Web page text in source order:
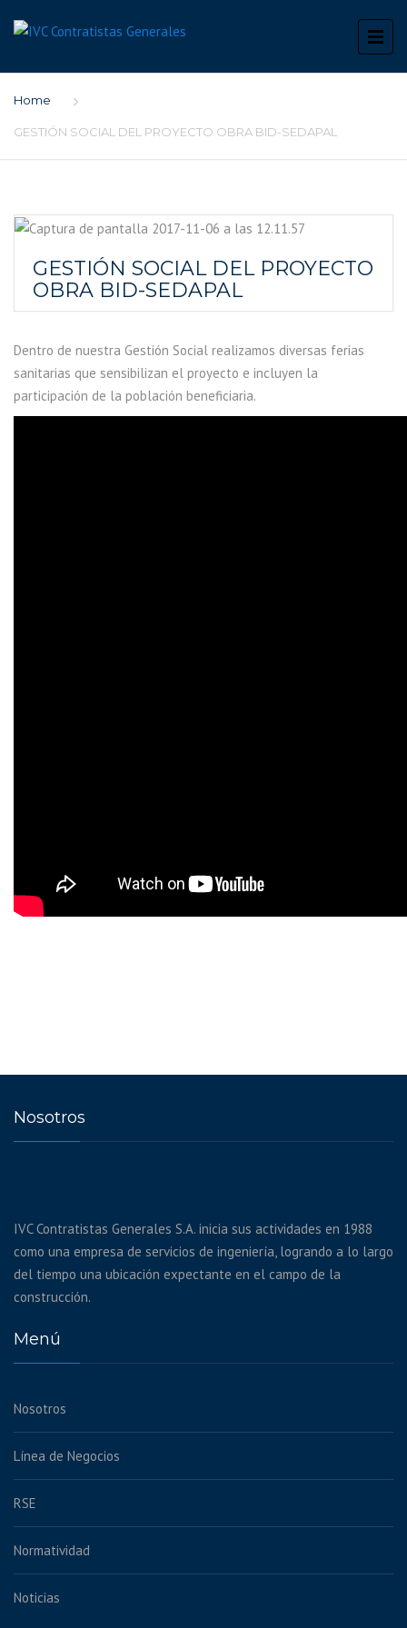
Home
GESTIÓN SOCIAL DEL PROYECTO OBRA BID-SEDAPAL
GESTIÓN SOCIAL DEL PROYECTO
OBRA BID-SEDAPAL
Dentro de nuestra Gestión Social realizamos diversas ferias
sanitarias que sensibilizan el proyecto e incluyen la
participación de la población beneficiaria.
Nosotros
IVC Contratistas Generales S.A. inicia sus actividades en 1988
como una empresa de servicios de ingeniería, logrando a lo largo
del tiempo una ubicación expectante en el campo de la
construcción.
Menú
Nosotros
Línea de Negocios
RSE
Normatividad
Noticias